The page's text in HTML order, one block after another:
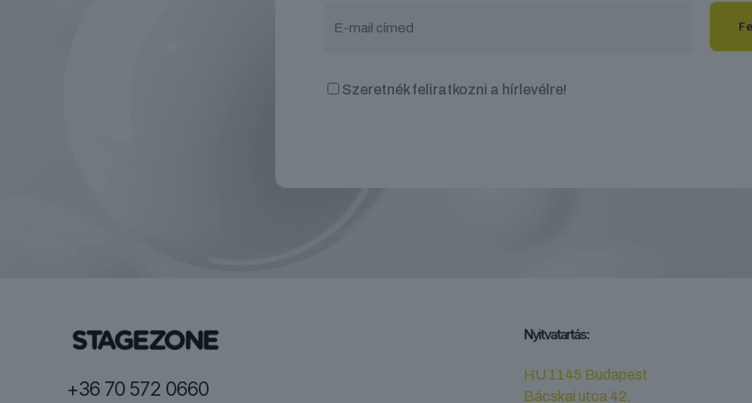
Szeretnék feliratkozni a hírlevélre!
+36 70 572 0660
Nyitvatartás:
HU 1145 Budapest
Bácskai utca 42.